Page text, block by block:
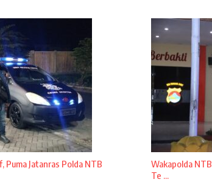
Puma Jatanras Polda NTB
Wakapolda
Te ...